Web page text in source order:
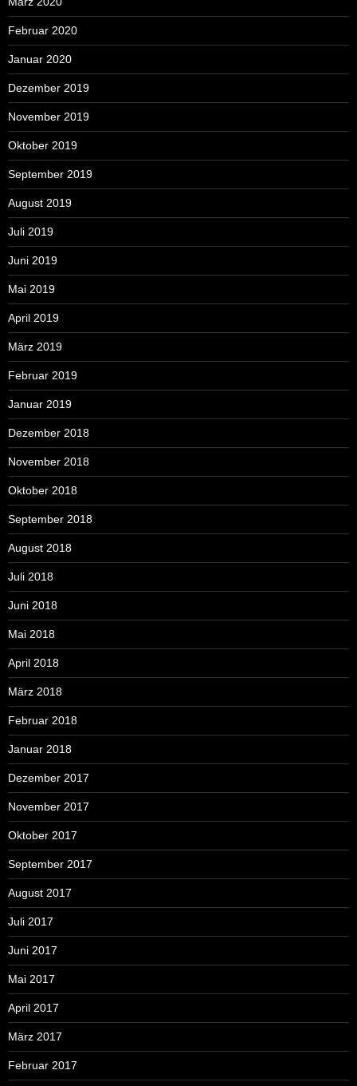
Februar 2020
Januar 2020
Dezember 2019
November 2019
Oktober 2019
September 2019
August 2019
Juli 2019
Juni 2019
Mai 2019
April 2019
März 2019
Februar 2019
Januar 2019
Dezember 2018
November 2018
Oktober 2018
September 2018
August 2018
Juli 2018
Juni 2018
Mai 2018
April 2018
März 2018
Februar 2018
Januar 2018
Dezember 2017
November 2017
Oktober 2017
September 2017
August 2017
Juli 2017
Juni 2017
Mai 2017
April 2017
März 2017
Februar 2017